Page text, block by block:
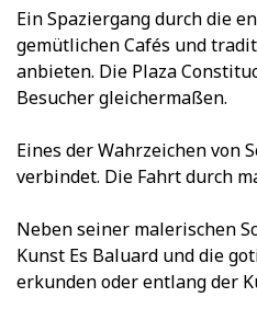
Ein Spaziergang durch die
gemütlichen Cafés und
anbieten. Die Plaza
Besucher gleichermaßen.
Eines der Wahrzeichen von
verbindet. Die Fahrt durch
Neben seiner malerischen
Kunst Es Baluard und die
erkunden oder entlang der